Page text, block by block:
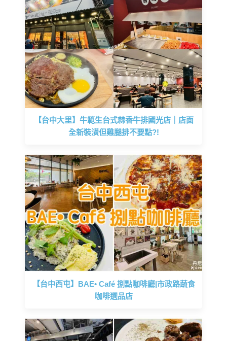
【台中大里】牛範生台式蒜香牛排國光店｜店面
全新裝潢但雞腿排不要點?!
【台中西屯】BAE• Café 捌點咖啡廳|市政路蔬食
咖啡選品店